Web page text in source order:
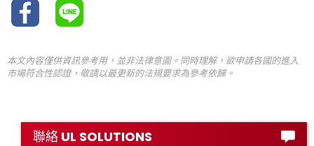
本文內容僅供資訊參考用，並非法律意圖。同時理解，欲申請各國的進入
市場符合性認證，敬請以最更新的法規要求為參考依歸。
聯絡 UL SOLUTIONS